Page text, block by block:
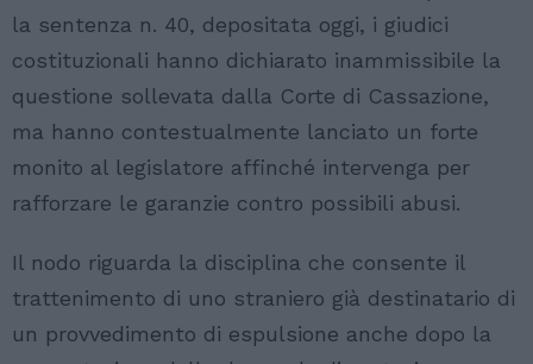
la sentenza n. 40, depositata oggi, i giudici
costituzionali hanno dichiarato inammissibile la
questione sollevata dalla Corte di Cassazione,
ma hanno contestualmente lanciato un forte
monito al legislatore affinché intervenga per
rafforzare le garanzie contro possibili abusi.
Il nodo riguarda la disciplina che consente il
trattenimento di uno straniero già destinatario di
un provvedimento di espulsione anche dopo la